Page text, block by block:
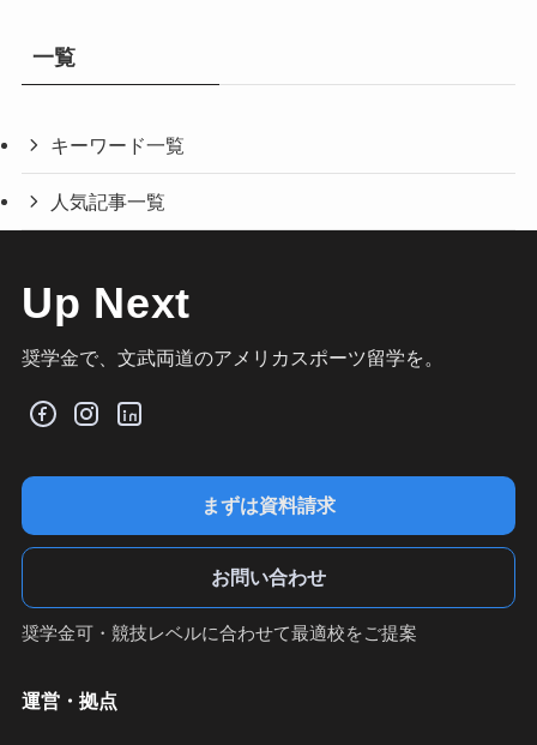
一覧
キーワード一覧
人気記事一覧
Up Next
奨学金で、文武両道のアメリカスポーツ留学を。
まずは資料請求
お問い合わせ
奨学金可・競技レベルに合わせて最適校をご提案
運営・拠点